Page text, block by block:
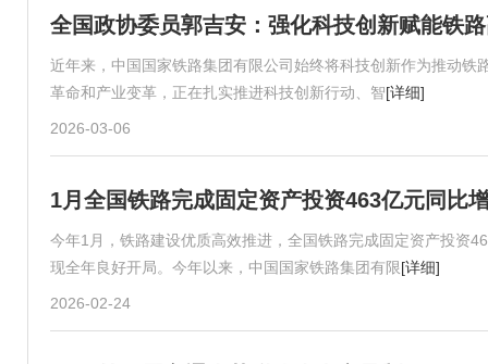
全国政协委员郭吉安：强化科技创新赋能铁
近年来，中国国家铁路集团有限公司始终将科技创新作为推动
革命和产业变革，正在扎实推进科技创新行动、智[详细]
2026-03-06
1月全国铁路完成固定资产投资463亿元同比
今年1月，铁路建设优质高效推进，全国铁路完成固定资产投资
现全年良好开局。今年以来，中国国家铁路集团有限[详细]
2026-02-24